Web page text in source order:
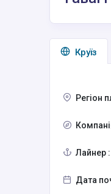
Круїз
Регіон
Лайнер :
Дата